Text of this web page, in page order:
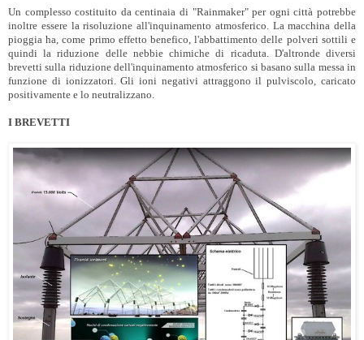
Un complesso costituito da centinaia di "Rainmaker" per ogni città potrebbe
inoltre essere la risoluzione all'inquinamento atmosferico. La macchina della
pioggia ha, come primo effetto benefico, l'abbattimento delle polveri sottili e
quindi la riduzione delle nebbie chimiche di ricaduta. D'altronde diversi
brevetti sulla riduzione dell'inquinamento atmosferico si basano sulla messa in
funzione di ionizzatori. Gli ioni negativi attraggono il pulviscolo, caricato
positivamente e lo neutralizzano.
I BREVETTI